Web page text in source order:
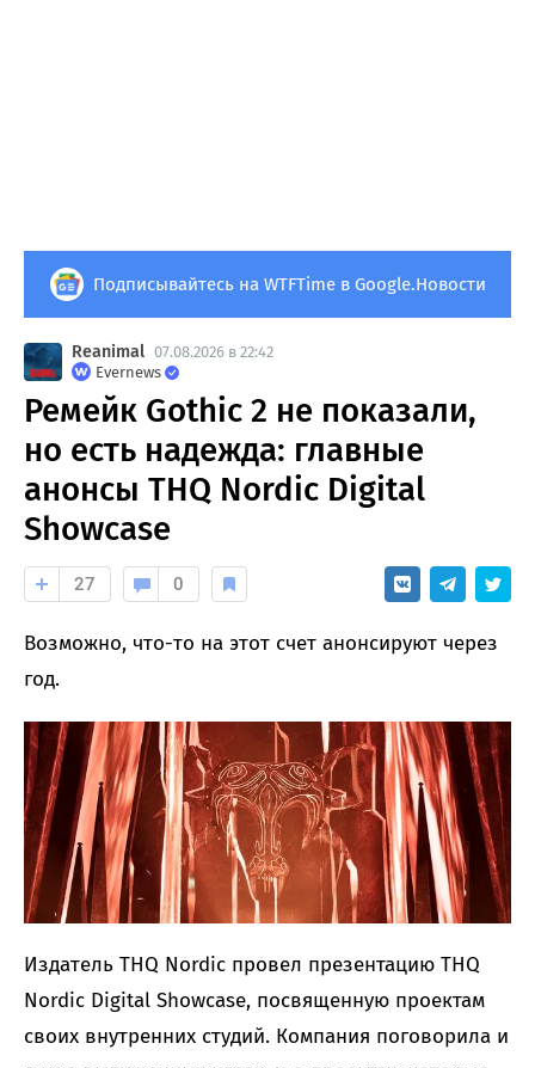
Подписывайтесь на WTFTime в Google.Новости
Reanimal 07.08.2026 в 22:42
Evernews
Ремейк Gothic 2 не показали,
но есть надежда: главные
анонсы THQ Nordic Digital
Showcase
27 0
Возможно, что-то на этот счет анонсируют через
год.
Издатель THQ Nordic провел презентацию THQ
Nordic Digital Showcase, посвященную проектам
своих внутренних студий. Компания поговорила и